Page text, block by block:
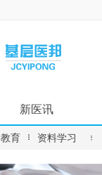
新医讯
国家政策
地方动态
育  资料学习 